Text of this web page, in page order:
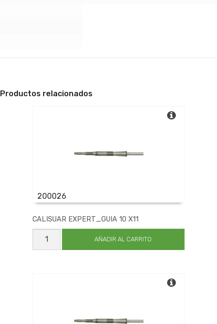
Productos relacionados
200026
CALISUAR EXPERT_GUIA 10 X11
CALISUAR
EXPERT_GUIA
10
AÑADIR AL CARRITO